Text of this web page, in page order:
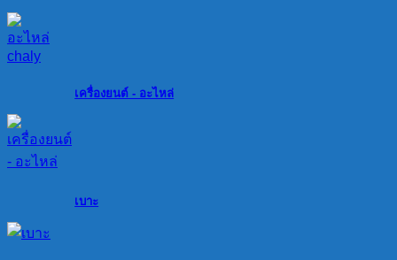
เครื่องยนต์ - อะไหล่
เบาะ